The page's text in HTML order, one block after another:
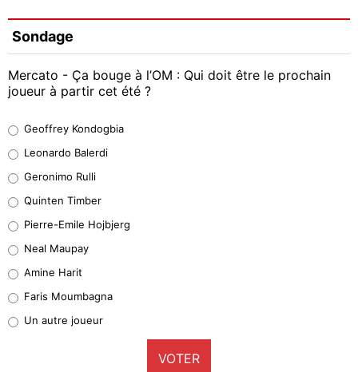
Sondage
Mercato - Ça bouge à l’OM : Qui doit être le prochain
joueur à partir cet été ?
38%
32%
5%
1%
9%
Geoffrey Kondogbia
Leonardo Balerdi
Geronimo Rulli
Quinten Timber
Pierre-Emile Hojbjerg
Neal Maupay
Amine Harit
Faris Moumbagna
Un autre joueur
VOTER